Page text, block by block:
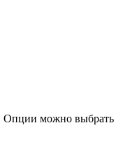
Опции можно выбрать